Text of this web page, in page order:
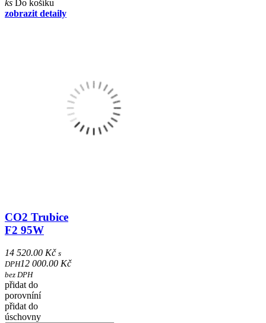
ks
Do košíku
zobrazit detaily
CO2 Trubice
F2 95W
14 520.00 Kč s
DPH12 000.00 Kč
bez DPH
přidat do
porovníní
přidat do
úschovny